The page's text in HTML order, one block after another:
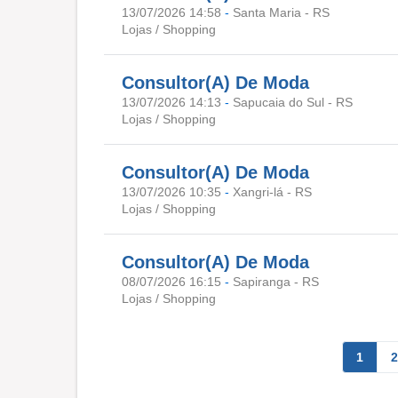
13/07/2026 14:58 - Santa Maria - RS
Lojas / Shopping
Consultor(A) De Moda
13/07/2026 14:13 - Sapucaia do Sul - RS
Lojas / Shopping
Consultor(A) De Moda
13/07/2026 10:35 - Xangri-lá - RS
Lojas / Shopping
Consultor(A) De Moda
08/07/2026 16:15 - Sapiranga - RS
Lojas / Shopping
1 2